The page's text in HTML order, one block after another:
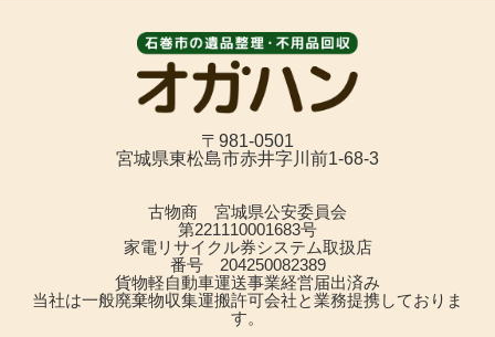
〒981-0501
宮城県東松島市赤井字川前1-68-3
古物商 宮城県公安委員会
第221110001683号
家電リサイクル券システム取扱店
番号 204250082389
貨物軽自動車運送事業経営届出済み
当社は一般廃棄物収集運搬許可会社と業務提携しておりま
す。